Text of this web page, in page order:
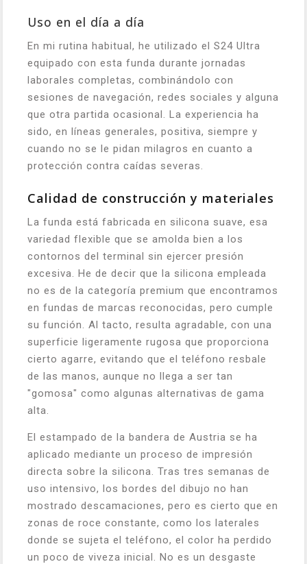
Uso en el día a día
En mi rutina habitual, he utilizado el S24 Ultra
equipado con esta funda durante jornadas
laborales completas, combinándolo con
sesiones de navegación, redes sociales y alguna
que otra partida ocasional. La experiencia ha
sido, en líneas generales, positiva, siempre y
cuando no se le pidan milagros en cuanto a
protección contra caídas severas.
Calidad de construcción y materiales
La funda está fabricada en silicona suave, esa
variedad flexible que se amolda bien a los
contornos del terminal sin ejercer presión
excesiva. He de decir que la silicona empleada
no es de la categoría premium que encontramos
en fundas de marcas reconocidas, pero cumple
su función. Al tacto, resulta agradable, con una
superficie ligeramente rugosa que proporciona
cierto agarre, evitando que el teléfono resbale
de las manos, aunque no llega a ser tan
"gomosa" como algunas alternativas de gama
alta.
El estampado de la bandera de Austria se ha
aplicado mediante un proceso de impresión
directa sobre la silicona. Tras tres semanas de
uso intensivo, los bordes del dibujo no han
mostrado descamaciones, pero es cierto que en
zonas de roce constante, como los laterales
donde se sujeta el teléfono, el color ha perdido
un poco de viveza inicial. No es un desgaste